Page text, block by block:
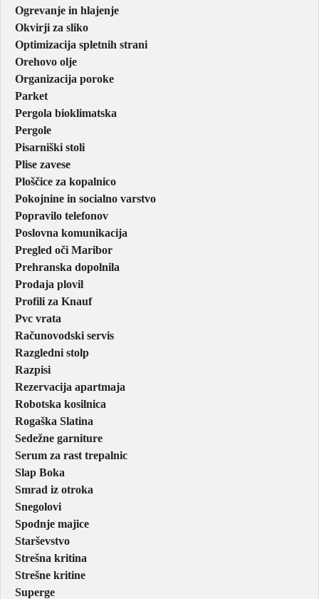
Ogrevanje in hlajenje
Okvirji za sliko
Optimizacija spletnih strani
Orehovo olje
Organizacija poroke
Parket
Pergola bioklimatska
Pergole
Pisarniški stoli
Plise zavese
Ploščice za kopalnico
Pokojnine in socialno varstvo
Popravilo telefonov
Poslovna komunikacija
Pregled oči Maribor
Prehranska dopolnila
Prodaja plovil
Profili za Knauf
Pvc vrata
Računovodski servis
Razgledni stolp
Razpisi
Rezervacija apartmaja
Robotska kosilnica
Rogaška Slatina
Sedežne garniture
Serum za rast trepalnic
Slap Boka
Smrad iz otroka
Snegolovi
Spodnje majice
Starševstvo
Strešna kritina
Strešne kritine
Superge